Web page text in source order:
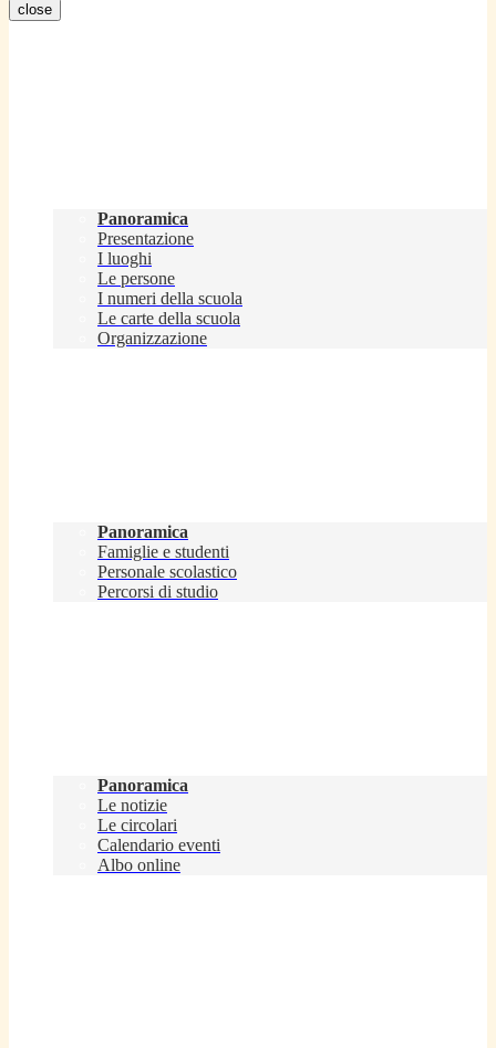
close
Panoramica
Presentazione
I luoghi
Le persone
I numeri della scuola
Le carte della scuola
Organizzazione
Panoramica
Famiglie e studenti
Personale scolastico
Percorsi di studio
Panoramica
Le notizie
Le circolari
Calendario eventi
Albo online